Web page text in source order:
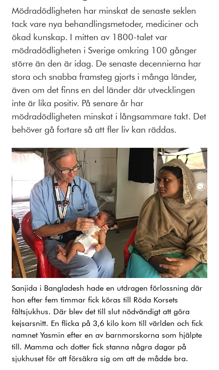
Mödradödligheten har minskat de senaste seklen
tack vare nya behandlingsmetoder, mediciner och
ökad kunskap. I mitten av 1800-talet var
mödradödligheten i Sverige omkring 100 gånger
större än den är idag. De senaste decennierna har
stora och snabba framsteg gjorts i många länder,
även om det finns en del länder där utvecklingen
inte är lika positiv. På senare år har
mödradödligheten minskat i långsammare takt. Det
behöver gå fortare så att fler liv kan räddas.
Sanjida i Bangladesh hade en utdragen förlossning där
hon efter fem timmar fick köras till Röda Korsets
fältsjukhus. Där blev det till slut nödvändigt att göra
kejsarsnitt. En flicka på 3,6 kilo kom till världen och fick
namnet Yasmin efter en av barnmorskorna som hjälpte
till. Mamma och dotter fick stanna några dagar på
sjukhuset för att försäkra sig om att de mådde bra.